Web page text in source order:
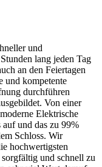
und
lang jeden Tag
an den Feiertagen
und kompetente
durchführen
Von einer
Elektrische
auf und das zu 99%
Schloss. Wir
hochwertigsten
und schnell zu